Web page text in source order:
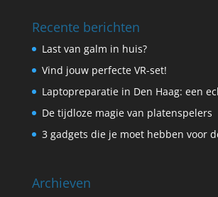
Recente berichten
Last van galm in huis?
Vind jouw perfecte VR-set!
Laptopreparatie in Den Haag: een
De tijdloze magie van platenspelers
3 gadgets die je moet hebben voor
Archieven